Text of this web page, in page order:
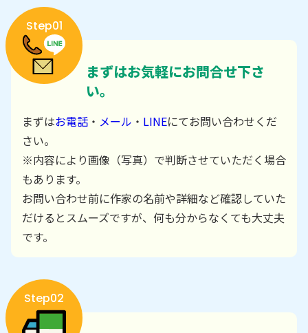
Step01
まずはお気軽にお問合せ下さ
い。
まずはお電話 ・ メール ・ LINEにてお問い合わせくだ
さい。
※内容により画像（写真）で判断させていただく場合
もあります。
お問い合わせ前に作家の名前や詳細など確認していた
だけるとスムーズですが、何も分からなくても大丈夫
です。
Step02